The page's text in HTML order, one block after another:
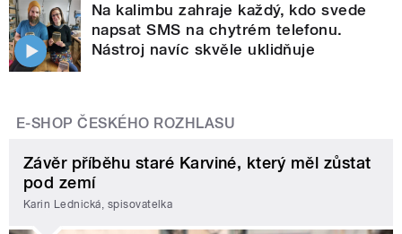
Na kalimbu zahraje každý, kdo svede
napsat SMS na chytrém telefonu.
Nástroj navíc skvěle uklidňuje
E-SHOP ČESKÉHO ROZHLASU
Závěr příběhu staré Karviné, který měl zůstat
pod zemí
Karin Lednická, spisovatelka